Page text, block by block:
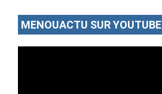
MENOUACTU SUR YOUTUBE